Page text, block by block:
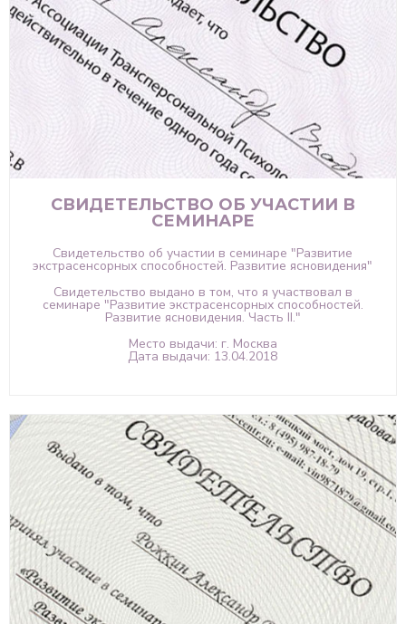
СВИДЕТЕЛЬСТВО ОБ УЧАСТИИ В
СЕМИНАРЕ
Свидетельство об участии в семинаре "Развитие
экстрасенсорных способностей. Развитие ясновидения"
Свидетельство выдано в том, что я участвовал в
семинаре "Развитие экстрасенсорных способностей.
Развитие ясновидения. Часть II."
Место выдачи: г. Москва
Дата выдачи: 13.04.2018